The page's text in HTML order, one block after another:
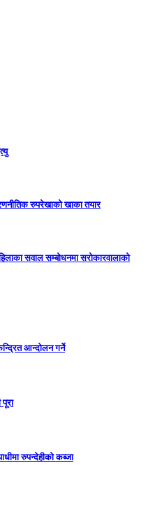
रुपरेखाको खाका तयार
सवाल सम्बोधनमा सरोकारवालाको
आन्दोलन गर्ने
रुपन्देहीकाे कब्जा